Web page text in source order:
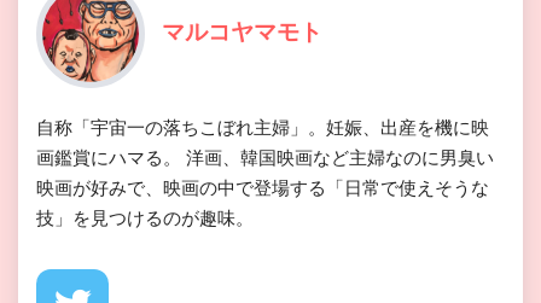
マルコヤマモト
自称「宇宙一の落ちこぼれ主婦」。妊娠、出産を機に映
画鑑賞にハマる。 洋画、韓国映画など主婦なのに男臭い
映画が好みで、映画の中で登場する「日常で使えそうな
技」を見つけるのが趣味。